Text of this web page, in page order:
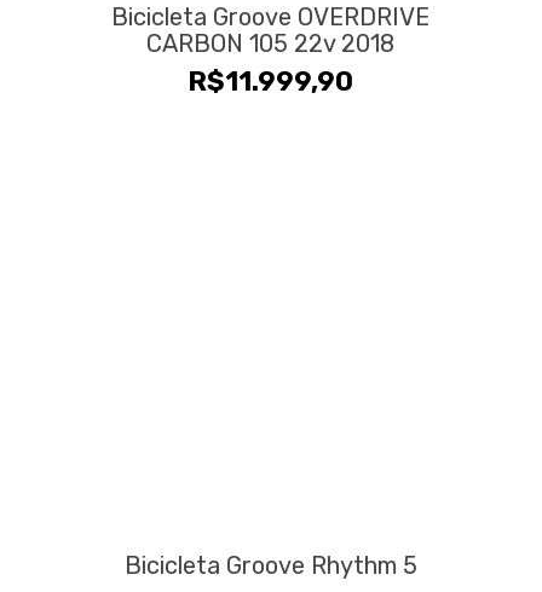
Bicicleta Groove OVERDRIVE
CARBON 105 22v 2018
R$11.999,90
Bicicleta Groove Rhythm 5